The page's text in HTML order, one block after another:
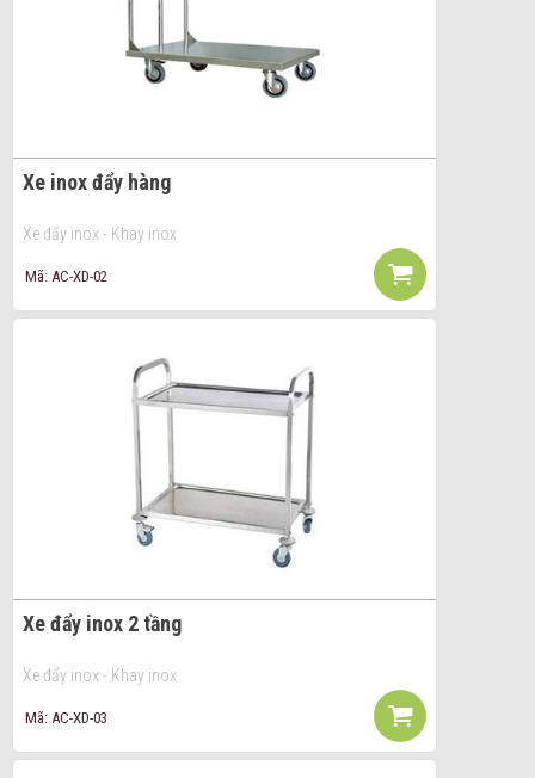
Xe inox đẩy hàng
Xe đẩy inox - Khay inox
Mã: AC-XD-02
Xe đẩy inox 2 tầng
Xe đẩy inox - Khay inox
Mã: AC-XD-03